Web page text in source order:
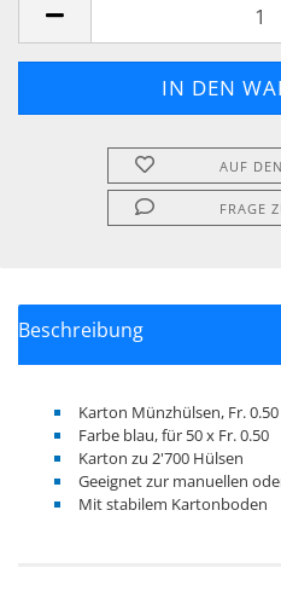
AUF
FRAGE
Beschreibung
Karton Münzhülsen, Fr. 0.50
Farbe blau, für 50 x Fr. 0.50
Karton zu 2'700 Hülsen
Geeignet zur manuellen
Mit stabilem Kartonboden